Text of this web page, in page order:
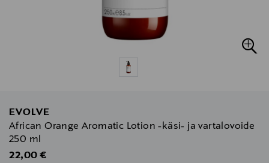
EVOLVE
African Orange Aromatic Lotion -käsi- ja vartalovoide
250 ml
Original Price
22,00 €